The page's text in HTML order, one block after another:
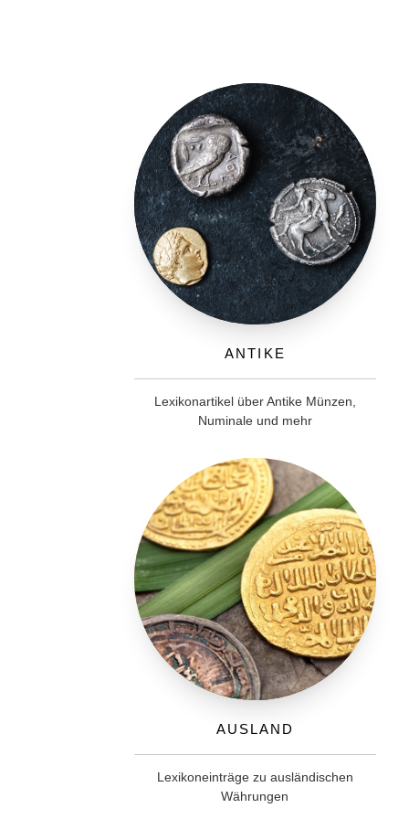
Antike
Lexikonartikel über Antike Münzen,
Numinale und mehr
Ausland
Lexikoneinträge zu ausländischen
Währungen